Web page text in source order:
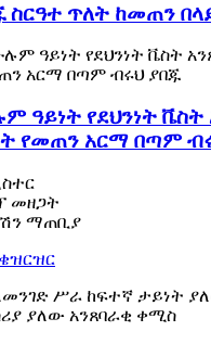
ስርዓተ ጥለት ከመጠን
ዓይነት የደህንነት ቬስት
የመጠን አርማ በጣም
መዘጋት
ማጠቢያ
ዝርዝር